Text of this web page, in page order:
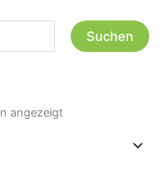
Suchen
angezeigtNach